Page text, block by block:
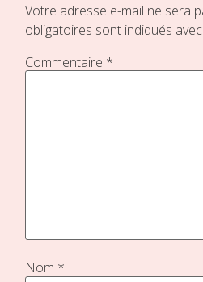
Votre adresse e-mail ne sera
obligatoires sont indiqués avec
Commentaire *
Nom *